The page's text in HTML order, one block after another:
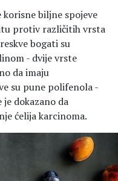
korisne biljne spojeve
protiv različitih vrsta
bogati su
- dvije vrste
da imaju
su pune polifenola -
dokazano da
ćelija karcinoma.